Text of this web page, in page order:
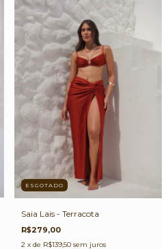
ESGOTADO
Saia Lais - Terracota
R$279,00
2 x de R$139,50 sem juros